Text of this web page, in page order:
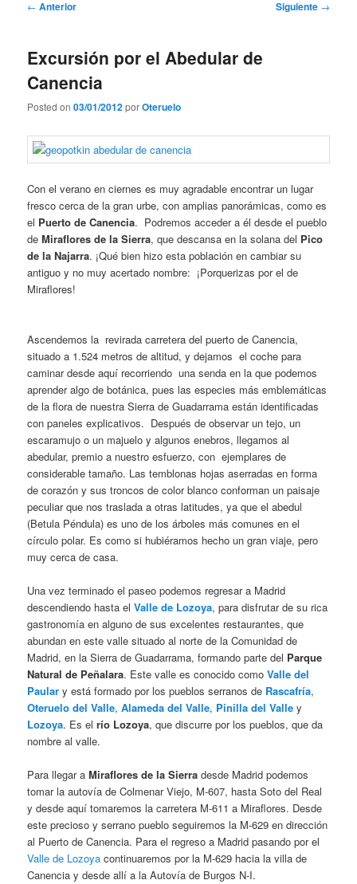
Navegación
← Anterior Siguiente →
Excursión por el Abedular de
Canencia
Posted on03/01/2012porOteruelo
Con el verano en ciernes es muy agradable encontrar un lugar
fresco cerca de la gran urbe, con amplias panorámicas, como es
el Puerto de Canencia. Podremos acceder a él desde el pueblo
deMiraflores de la Sierra, que descansa en la solana del Pico
de la Najarra. ¡Qué bien hizo esta población en cambiar su
antiguo y no muy acertado nombre: ¡Porquerizas por el de
Miraflores!
Ascendemos la revirada carretera del puerto de Canencia,
situado a 1.524 metros de altitud, y dejamos el coche para
caminar desde aquí recorriendo una senda en la que podemos
aprender algo de botánica, pues las especies más emblemáticas
de la flora de nuestra Sierra de Guadarrama están identificadas
con paneles explicativos. Después de observar un tejo, un
escaramujo o un majuelo y algunos enebros, llegamos al
abedular, premio a nuestro esfuerzo, con ejemplares de
considerable tamaño. Las temblonas hojas aserradas en forma
de corazón y sus troncos de color blanco conforman un paisaje
peculiar que nos traslada a otras latitudes, ya que el abedul
(Betula Péndula) es uno de los árboles más comunes en el
círculo polar. Es como si hubiéramos hecho un gran viaje, pero
muy cerca de casa.
Una vez terminado el paseo podemos regresar a Madrid
descendiendo hasta elValle de Lozoya, para disfrutar de su rica
gastronomía en alguno de sus excelentes restaurantes, que
abundan en este valle situado al norte de la Comunidad de
Madrid, en la Sierra de Guadarrama, formando parte del Parque
Natural de Peñalara. Este valle es conocido comoValle del
Paular y está formado por los pueblos serranos de Rascafría,
Oteruelo del Valle,Alameda del Valle, Pinilla del Valle y
Lozoya. Es elrío Lozoya, que discurre por los pueblos, que da
nombre al valle.
Para llegar aMiraflores de la Sierra desde Madrid podemos
tomar la autovía de Colmenar Viejo, M-607, hasta Soto del Real
y desde aquí tomaremos la carretera M-611 a Miraflores. Desde
este precioso y serrano pueblo seguiremos la M-629 en dirección
al Puerto de Canencia. Para el regreso a Madrid pasando por el
Valle de Lozoya continuaremos por la M-629 hacia la villa de
Canencia y desde allí a la Autovía de Burgos N-I.